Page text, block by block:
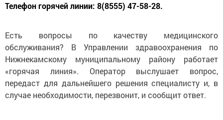
Телефон горячей линии: 8(8555) 47-58-28.
Есть вопросы по качеству медицинского
обслуживания? В Управлении здравоохранения по
Нижнекамскому муниципальному району работает
«горячая линия». Оператор выслушает вопрос,
передаст для дальнейшего решения специалисту и, в
случае необходимости, перезвонит, и сообщит ответ.